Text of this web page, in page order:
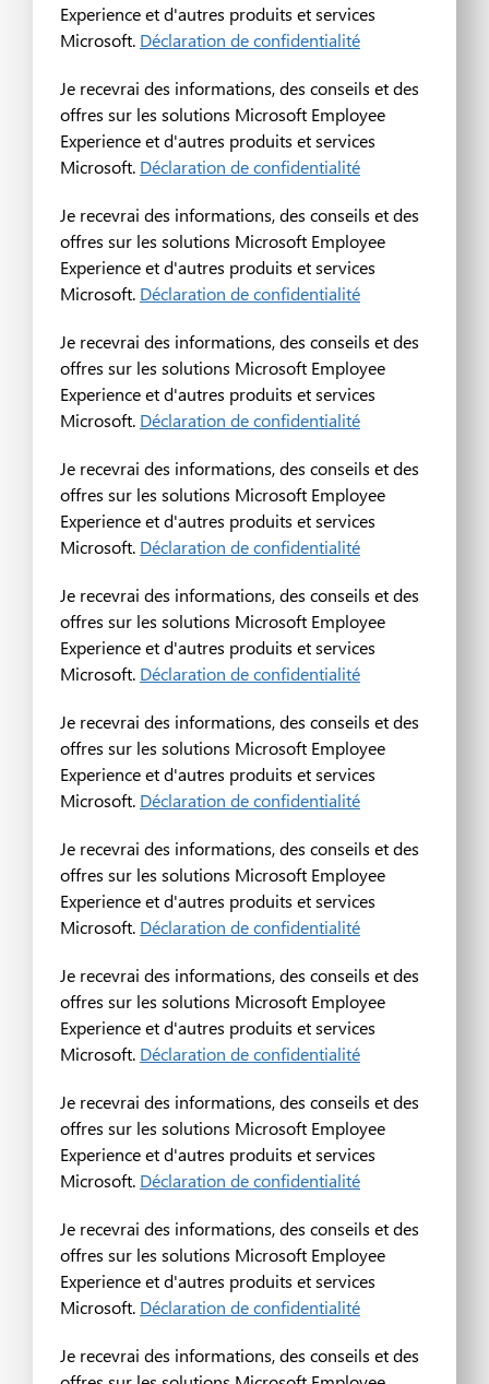
Experience et d'autres produits et services
Microsoft. Déclaration de confidentialité
Je recevrai des informations, des conseils et des
offres sur les solutions Microsoft Employee
Experience et d'autres produits et services
Microsoft. Déclaration de confidentialité
Je recevrai des informations, des conseils et des
offres sur les solutions Microsoft Employee
Experience et d'autres produits et services
Microsoft. Déclaration de confidentialité
Je recevrai des informations, des conseils et des
offres sur les solutions Microsoft Employee
Experience et d'autres produits et services
Microsoft. Déclaration de confidentialité
Je recevrai des informations, des conseils et des
offres sur les solutions Microsoft Employee
Experience et d'autres produits et services
Microsoft. Déclaration de confidentialité
Je recevrai des informations, des conseils et des
offres sur les solutions Microsoft Employee
Experience et d'autres produits et services
Microsoft. Déclaration de confidentialité
Je recevrai des informations, des conseils et des
offres sur les solutions Microsoft Employee
Experience et d'autres produits et services
Microsoft. Déclaration de confidentialité
Je recevrai des informations, des conseils et des
offres sur les solutions Microsoft Employee
Experience et d'autres produits et services
Microsoft. Déclaration de confidentialité
Je recevrai des informations, des conseils et des
offres sur les solutions Microsoft Employee
Experience et d'autres produits et services
Microsoft. Déclaration de confidentialité
Je recevrai des informations, des conseils et des
offres sur les solutions Microsoft Employee
Experience et d'autres produits et services
Microsoft. Déclaration de confidentialité
Je recevrai des informations, des conseils et des
offres sur les solutions Microsoft Employee
Experience et d'autres produits et services
Microsoft. Déclaration de confidentialité
Je recevrai des informations, des conseils et des